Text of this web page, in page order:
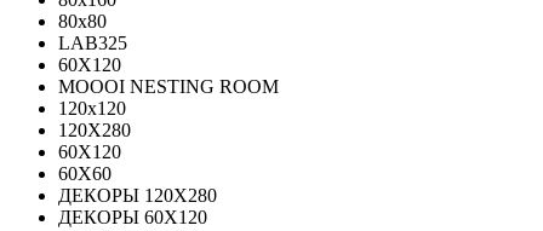
80x80
LAB325
60X120
MOOOI NESTING ROOM
120x120
120Х280
60Х120
60Х60
ДЕКОРЫ 120Х280
ДЕКОРЫ 60Х120